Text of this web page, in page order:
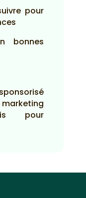
pour
bonnes
pour